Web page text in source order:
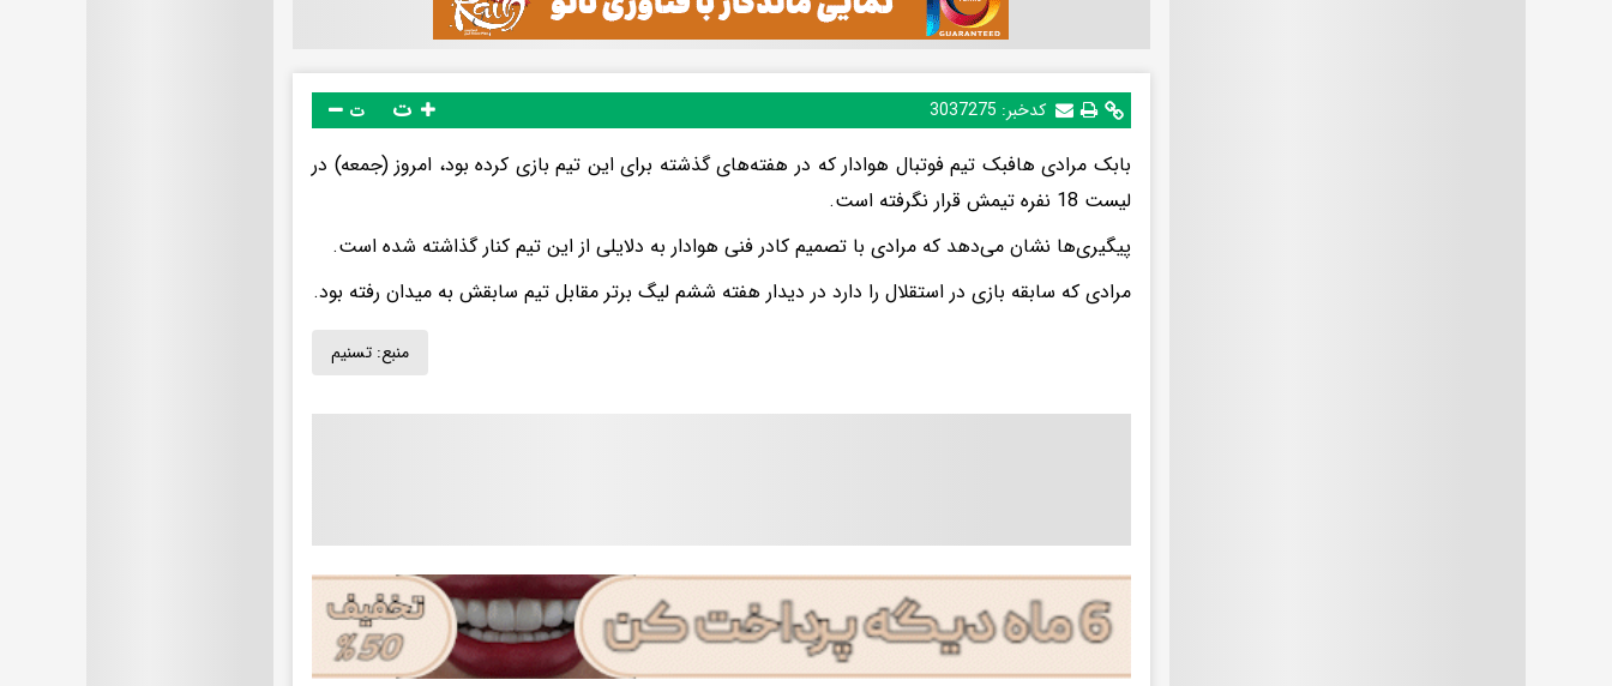
کدخبر: 3037275 ت
بابک مرادی هافبک تیم فوتبال هوادار که در هفته‌های گذشته برای این تیم بازی کرده بود، امروز (جمعه) در
لیست 18 نفره تیمش قرار نگرفته است.
پیگیری‌ها نشان می‌دهد که مرادی با تصمیم کادر فنی هوادار به دلایلی از این تیم کنار گذاشته شده است.
مرادی که سابقه بازی در استقلال را دارد در دیدار هفته ششم لیگ برتر مقابل تیم سابقش به میدان رفته بود.
منبع: تسنیم